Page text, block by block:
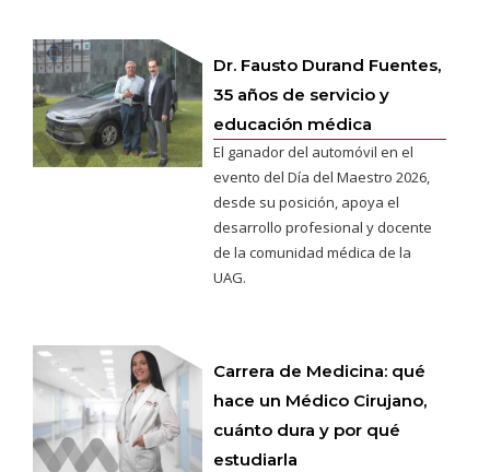
Dr. Fausto Durand Fuentes,
35 años de servicio y
educación médica
El ganador del automóvil en el
evento del Día del Maestro 2026,
desde su posición, apoya el
desarrollo profesional y docente
de la comunidad médica de la
UAG.
Carrera de Medicina: qué
hace un Médico Cirujano,
cuánto dura y por qué
estudiarla